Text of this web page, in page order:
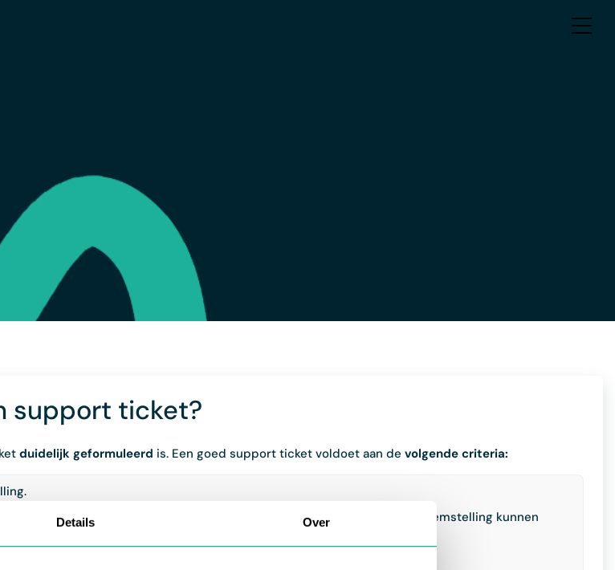
Details Over
support ticket?
duidelijk geformuleerd is. Een goed support ticket voldoet aan de volgende criteria:
...), screenshots en/of instructies
over hoe we de vraag of probleemstelling kunnen